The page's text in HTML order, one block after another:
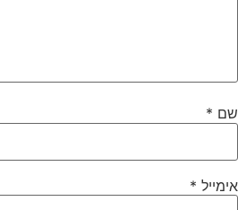
שם *
אימייל *